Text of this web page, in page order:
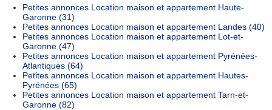
Petites annonces Location maison et appartement Haute-
Garonne (31)
Petites annonces Location maison et appartement Landes (40)
Petites annonces Location maison et appartement Lot-et-
Garonne (47)
Petites annonces Location maison et appartement Pyrénées-
Atlantiques (64)
Petites annonces Location maison et appartement Hautes-
Pyrénées (65)
Petites annonces Location maison et appartement Tarn-et-
Garonne (82)